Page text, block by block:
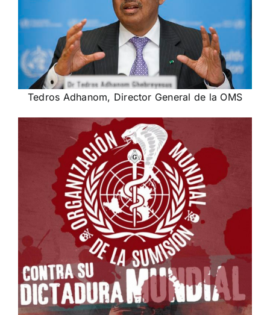
Tedros Adhanom, Director General de la OMS